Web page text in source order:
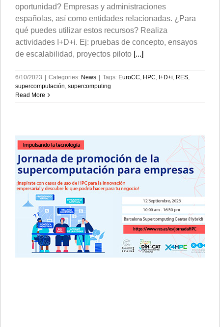
oportunidad? Empresas y administraciones
españolas, así como entidades relacionadas. ¿Para
qué puedes utilizar estos recursos? Realiza
actividades I+D+i. Ej: pruebas de concepto, ensayos
de escalabilidad, proyectos piloto [...]
6/10/2023 | Categories: News | Tags: EuroCC HPC I+D+i RES
supercomputación supercomputing
Read More